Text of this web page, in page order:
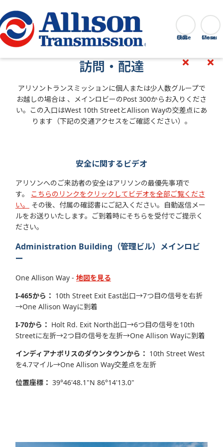
Go Home 検索
Close
訪問・配達
アリソントランスミッションに個人または少人数グループで
お越しの場合は 、メインロビーのPost 300からお入りくださ
い。この入口はWest 10th StreetとAllison Wayの交差点にあ
ります（下記の交通アクセスをご確認ください）。
安全に関するビデオ
アリソンへのご来訪者の安全はアリソンの最優先事項で
す。
こちらのリンクをクリックしてビデオを全部ご覧くださ
い。
その後、付属の確認書にご記入ください。自動返信メー
ルをお送りいたします。ご到着時にそちらを受付でご提示く
ださい。
Administration Building（管理ビル）メインロビ
ー
One Allison Way - 地図を見る
I-465から： 10th Street Exit East出口→7つ目の信号を右折
→One Allison Wayに到着
I-70から： Holt Rd. Exit North出口→6つ目の信号を10th
Streetに左折→2つ目の信号を左折→One Allison Wayに到着
インディアナポリスのダウンタウンから： 10th Street West
を4.7マイル→One Allison Way交差点を左折
位置座標： 39°46'48.1"N 86°14'13.0"